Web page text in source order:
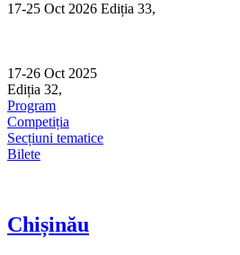
17-25 Oct 2026 Ediția 33,
17-26 Oct 2025
Ediția 32,
Program
Competiția
Secțiuni tematice
Bilete
Chișinău